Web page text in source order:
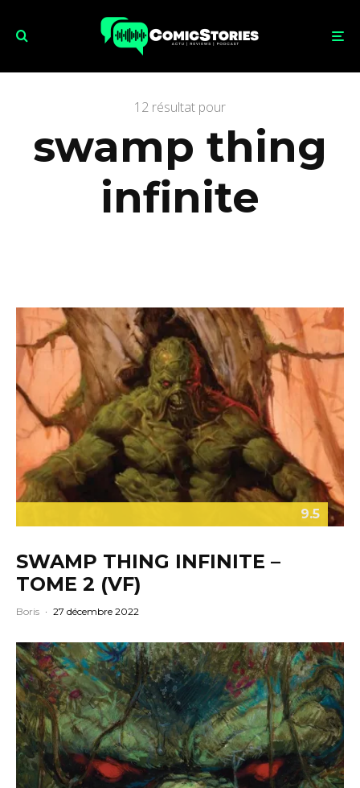
12 résultat pour
swamp thing
infinite
9.5
SWAMP THING INFINITE –
TOME 2 (VF)
Boris · 27 décembre 2022